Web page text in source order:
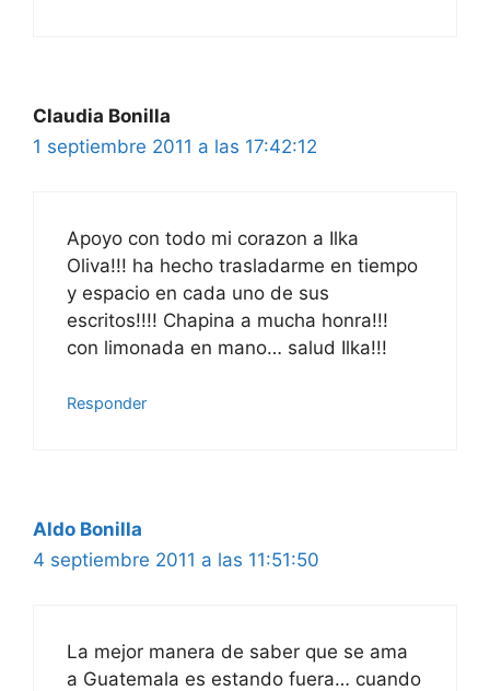
Claudia Bonilla
1 septiembre 2011 a las 17:42:12
Apoyo con todo mi corazon a Ilka
Oliva!!! ha hecho trasladarme en tiempo
y espacio en cada uno de sus
escritos!!!! Chapina a mucha honra!!!
con limonada en mano… salud Ilka!!!
Responder
Aldo Bonilla
4 septiembre 2011 a las 11:51:50
La mejor manera de saber que se ama
a Guatemala es estando fuera… cuando